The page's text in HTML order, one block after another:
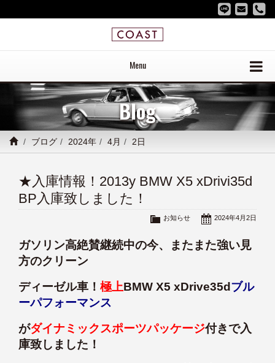
Menu
Blog
ブログ 2024年 4月 2日
★入庫情報！2013y BMW X5 xDrivi35d
BP入庫致しました！
2024年4月2日
お知らせ
ガソリン高絶賛継続中の今、またまた強い見
方のクリーン
ディーゼル車！ 極上BMW X5 xDrive35d ブル
ーパフォーマンス
がダイナミックスポーツパッケージ付きで入
庫致しました！